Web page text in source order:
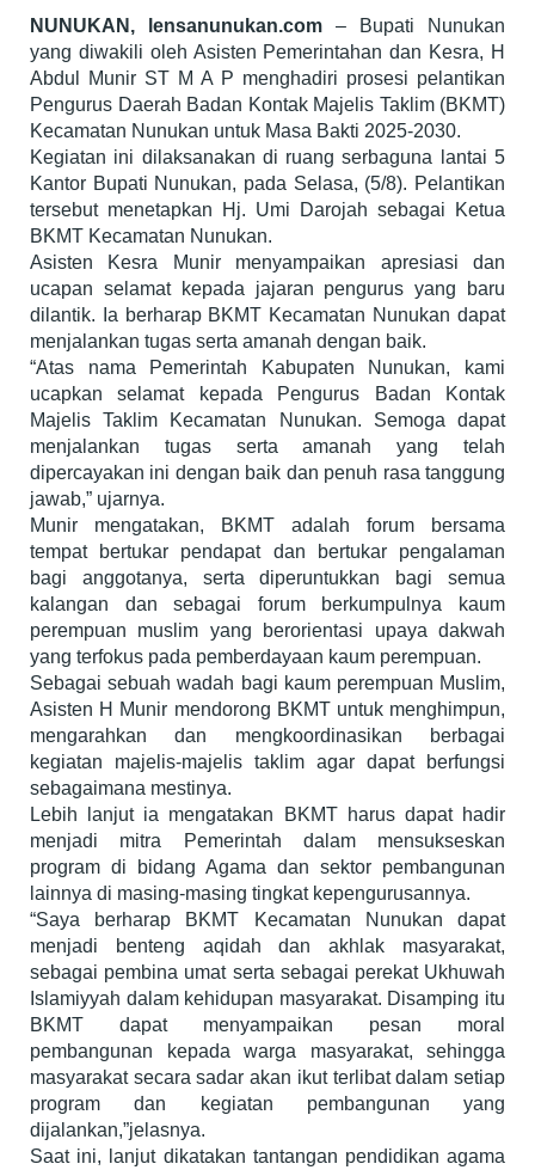
NUNUKAN, lensanunukan.com – Bupati Nunukan
yang diwakili oleh Asisten Pemerintahan dan Kesra, H
Abdul Munir ST M A P menghadiri prosesi pelantikan
Pengurus Daerah Badan Kontak Majelis Taklim (BKMT)
Kecamatan Nunukan untuk Masa Bakti 2025-2030.
Kegiatan ini dilaksanakan di ruang serbaguna lantai 5
Kantor Bupati Nunukan, pada Selasa, (5/8). Pelantikan
tersebut menetapkan Hj. Umi Darojah sebagai Ketua
BKMT Kecamatan Nunukan.
Asisten Kesra Munir menyampaikan apresiasi dan
ucapan selamat kepada jajaran pengurus yang baru
dilantik. Ia berharap BKMT Kecamatan Nunukan dapat
menjalankan tugas serta amanah dengan baik.
“Atas nama Pemerintah Kabupaten Nunukan, kami
ucapkan selamat kepada Pengurus Badan Kontak
Majelis Taklim Kecamatan Nunukan. Semoga dapat
menjalankan tugas serta amanah yang telah
dipercayakan ini dengan baik dan penuh rasa tanggung
jawab,” ujarnya.
Munir mengatakan, BKMT adalah forum bersama
tempat bertukar pendapat dan bertukar pengalaman
bagi anggotanya, serta diperuntukkan bagi semua
kalangan dan sebagai forum berkumpulnya kaum
perempuan muslim yang berorientasi upaya dakwah
yang terfokus pada pemberdayaan kaum perempuan.
Sebagai sebuah wadah bagi kaum perempuan Muslim,
Asisten H Munir mendorong BKMT untuk menghimpun,
mengarahkan dan mengkoordinasikan berbagai
kegiatan majelis-majelis taklim agar dapat berfungsi
sebagaimana mestinya.
Lebih lanjut ia mengatakan BKMT harus dapat hadir
menjadi mitra Pemerintah dalam mensukseskan
program di bidang Agama dan sektor pembangunan
lainnya di masing-masing tingkat kepengurusannya.
“Saya berharap BKMT Kecamatan Nunukan dapat
menjadi benteng aqidah dan akhlak masyarakat,
sebagai pembina umat serta sebagai perekat Ukhuwah
Islamiyyah dalam kehidupan masyarakat. Disamping itu
BKMT dapat menyampaikan pesan moral
pembangunan kepada warga masyarakat, sehingga
masyarakat secara sadar akan ikut terlibat dalam setiap
program dan kegiatan pembangunan yang
dijalankan,”jelasnya.
Saat ini, lanjut dikatakan tantangan pendidikan agama